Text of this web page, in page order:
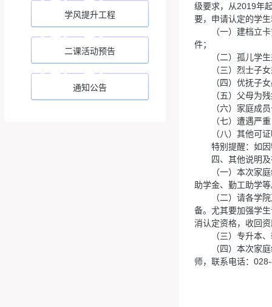
学风提升工程
二课活动预告
通知公告
级要求，从2019年
要，申请认定的学
（一）建档立
件；
（二）孤儿学
（三）烈士子
（四）优抚子
（五）父母为
（六）家庭成
（七）遭遇严
（八）其他可
特别提醒：如
四、其他说明
（一）本次家
助学金、勤工助学
（二）请各学
备。尤其要加强学
消认定资格，收回
（三）专升本
（四）本次家
师，联系电话：